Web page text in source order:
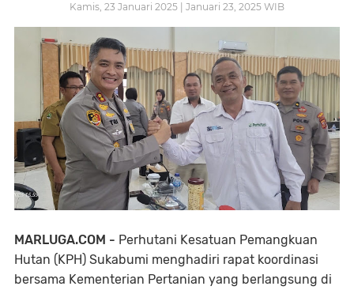
Kamis, 23 Januari 2025 | Januari 23, 2025 WIB
MARLUGA.COM - Perhutani Kesatuan Pemangkuan
Hutan (KPH) Sukabumi menghadiri rapat koordinasi
bersama Kementerian Pertanian yang berlangsung di